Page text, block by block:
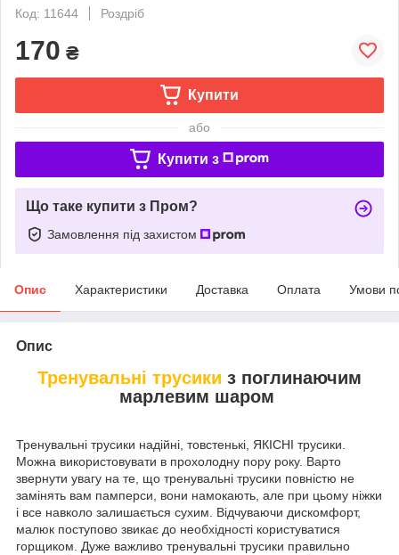
Код: 11644
Роздріб
170 ₴
Купити
або
Купити з
Що таке купити з Пром?
Замовлення під захистом
Опис Характеристики Доставка Оплата Умови
Опис
Тренувальні трусики з поглинаючим
марлевим шаром
Тренувальні трусики надійні, товстенькі, ЯКІСНІ трусики.
Можна використовувати в прохолодну пору року. Варто
звернути увагу на те, що тренувальні трусики повністю не
замінять вам памперси, вони намокають, але при цьому ніжки
і все навколо залишається сухим. Відчуваючи дискомфорт,
малюк поступово звикає до необхідності користуватися
горщиком. Дуже важливо тренувальні трусики правильно